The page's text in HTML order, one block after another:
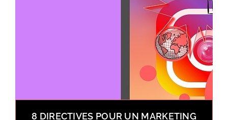
8 DIRECTIVES POUR UN MARKETING